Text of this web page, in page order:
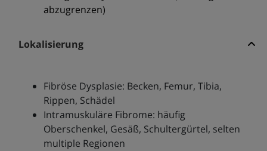
abzugrenzen)
Lokalisierung
Fibröse Dysplasie: Becken, Femur, Tibia,
Rippen, Schädel
Intramuskuläre Fibrome: häufig
Oberschenkel, Gesäß, Schultergürtel, selten
multiple Regionen